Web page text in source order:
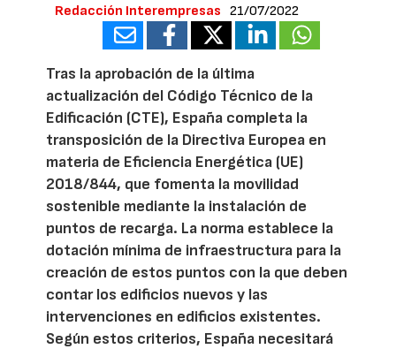
Redacción Interempresas 21/07/2022
Tras la aprobación de la última
actualización del Código Técnico de la
Edificación (CTE), España completa la
transposición de la Directiva Europea en
materia de Eficiencia Energética (UE)
2018/844, que fomenta la movilidad
sostenible mediante la instalación de
puntos de recarga. La norma establece la
dotación mínima de infraestructura para la
creación de estos puntos con la que deben
contar los edificios nuevos y las
intervenciones en edificios existentes.
Según estos criterios, España necesitará